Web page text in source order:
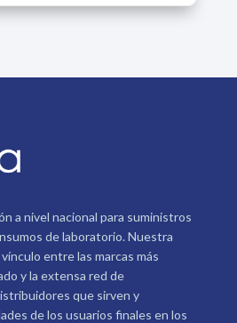
a nivel nacional para suministros
de laboratorio. Nuestra
entre las marcas más
y la extensa red de
que sirven y
de los usuarios finales en los